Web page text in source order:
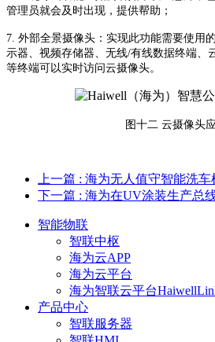
管理员就会及时出现，提供帮助；
7. 外部全景摄像头：实现此功能需要使用
示器、视频存储器、无线/有线数据终端、
等终端可以实时访问云摄像头。
图十二 云摄像头
上一篇 : 海为无人值守智能洗
下一篇 : 海为在UV涂装生产总
智能物联
智联中枢
海为云APP
海为云平台
海为智联云平台
产品中心
智联服务器